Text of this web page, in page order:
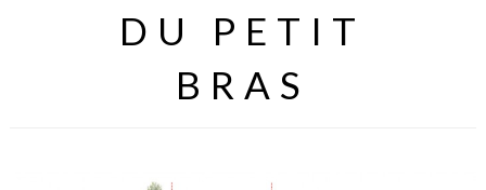
DU PETIT
BRAS